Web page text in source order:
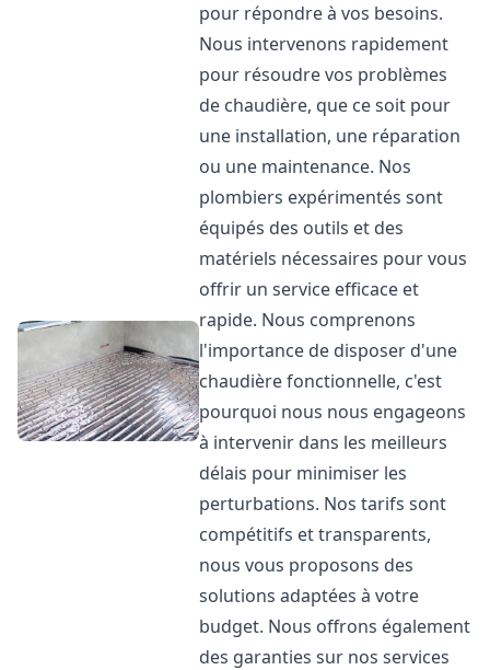
pour répondre à vos besoins.
Nous intervenons rapidement
pour résoudre vos problèmes
de chaudière, que ce soit pour
une installation, une réparation
ou une maintenance. Nos
plombiers expérimentés sont
équipés des outils et des
matériels nécessaires pour vous
offrir un service efficace et
rapide. Nous comprenons
l'importance de disposer d'une
chaudière fonctionnelle, c'est
pourquoi nous nous engageons
à intervenir dans les meilleurs
délais pour minimiser les
perturbations. Nos tarifs sont
compétitifs et transparents,
nous vous proposons des
solutions adaptées à votre
budget. Nous offrons également
des garanties sur nos services